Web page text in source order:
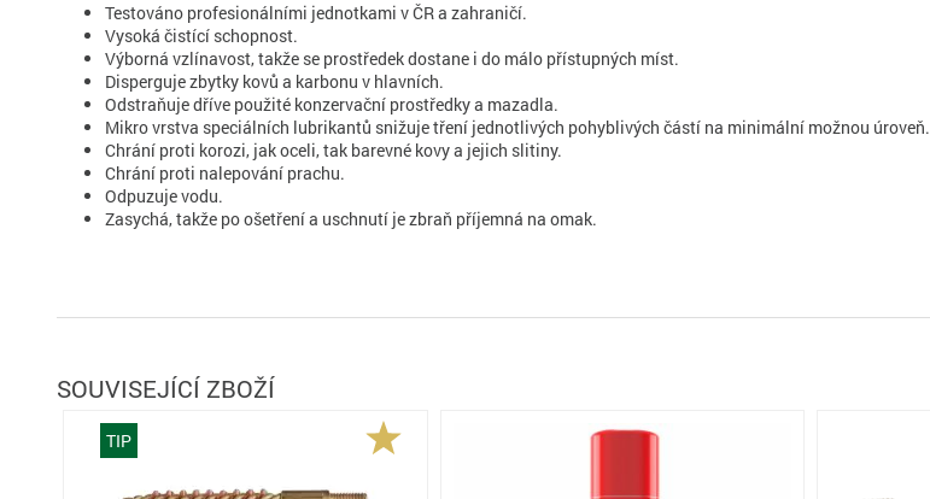
Testováno profesionálními jednotkami v ČR a zahraničí.
Vysoká čistící schopnost.
Výborná vzlínavost, takže se prostředek dostane i do málo přístupných míst.
Disperguje zbytky kovů a karbonu v hlavních.
Odstraňuje dříve použité konzervační prostředky a mazadla.
Mikro vrstva speciálních lubrikantů snižuje tření jednotlivých pohyblivých částí na minimální možnou úroveň.
Chrání proti korozi, jak oceli, tak barevné kovy a jejich slitiny.
Chrání proti nalepování prachu.
Odpuzuje vodu.
Zasychá, takže po ošetření a uschnutí je zbraň příjemná na omak.
SOUVISEJÍCÍ ZBOŽÍ
TIP